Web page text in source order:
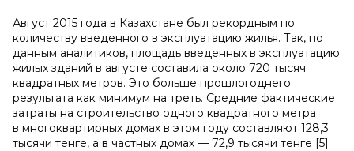
Август 2015 года в Казахстане был рекордным по
количеству введенного в эксплуатацию жилья. Так, по
данным аналитиков, площадь введенных в эксплуатацию
жилых зданий в августе составила около 720 тысяч
квадратных метров. Это больше прошлогоднего
результата как минимум на треть. Средние фактические
затраты на строительство одного квадратного метра
в многоквартирных домах в этом году составляют 128,3
тысячи тенге, а в частных домах — 72,9 тысячи тенге [5].